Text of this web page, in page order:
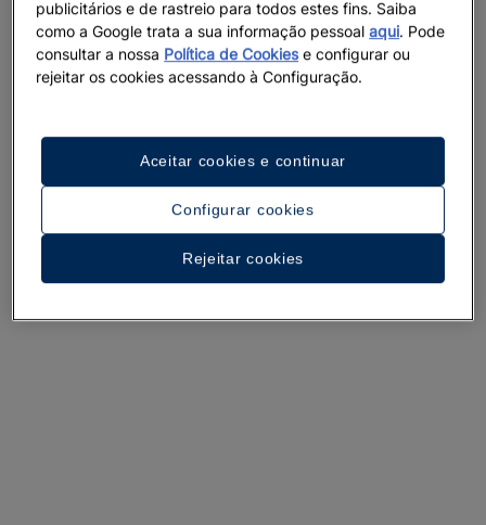
Um passeio pelo hotel
Ver 36 imagens e vídeos
publicitários e de rastreio para todos estes fins. Saiba
como a Google trata a sua informação pessoalaqui. Pode
consultar a nossa Política de Cookiese configurar ou
rejeitar os cookies acessando à Configuração.
Configurar cookies
Rejeitar cookies
Aceitar cookies e continuar